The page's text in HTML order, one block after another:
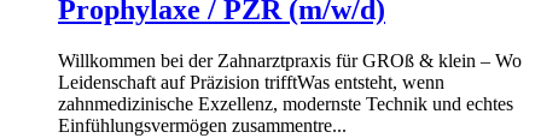
Prophylaxe / PZR (m/w/d)
Willkommen bei der Zahnarztpraxis für GROß & klein – Wo
Leidenschaft auf Präzision trifftWas entsteht, wenn
zahnmedizinische Exzellenz, modernste Technik und echtes
Einfühlungsvermögen zusammentre...